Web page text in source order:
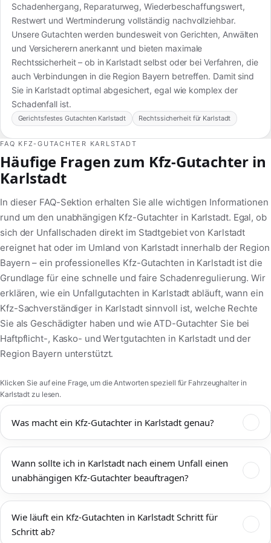
Schadenhergang, Reparaturweg, Wiederbeschaffungswert,
Restwert und Wertminderung vollständig nachvollziehbar.
Unsere Gutachten werden bundesweit von Gerichten, Anwälten
und Versicherern anerkannt und bieten maximale
Rechtssicherheit – ob in Karlstadt selbst oder bei Verfahren, die
auch Verbindungen in die Region Bayern betreffen. Damit sind
Sie in Karlstadt optimal abgesichert, egal wie komplex der
Schadenfall ist.
Gerichtsfestes Gutachten Karlstadt Rechtssicherheit für Karlstadt
FAQ KFZ-GUTACHTER KARLSTADT
Häufige Fragen zum Kfz-Gutachter in
Karlstadt
In dieser FAQ-Sektion erhalten Sie alle wichtigen Informationen
rund um den unabhängigen Kfz-Gutachter in Karlstadt. Egal, ob
sich der Unfallschaden direkt im Stadtgebiet von Karlstadt
ereignet hat oder im Umland von Karlstadt innerhalb der Region
Bayern – ein professionelles Kfz-Gutachten in Karlstadt ist die
Grundlage für eine schnelle und faire Schadenregulierung. Wir
erklären, wie ein Unfallgutachten in Karlstadt abläuft, wann ein
Kfz-Sachverständiger in Karlstadt sinnvoll ist, welche Rechte
Sie als Geschädigter haben und wie ATD-Gutachter Sie bei
Haftpflicht-, Kasko- und Wertgutachten in Karlstadt und der
Region Bayern unterstützt.
Klicken Sie auf eine Frage, um die Antworten speziell für Fahrzeughalter in
Karlstadt zu lesen.
Was macht ein Kfz-Gutachter in Karlstadt genau?
bewertet den technischen und wirtschaftlichen Zustand Ihres
Fahrzeugs und ermittelt Reparaturkosten,
Wiederbeschaffungswert, Restwert und mögliche
Versicherungen, Werkstätten, Rechtsanwälten und Gerichten
Wann sollte ich in Karlstadt nach einem Unfall einen
unabhängigen Kfz-Gutachter beauftragen?
immer dann beauftragen, wenn mehr als ein offensichtlicher
Bagatellschaden vorliegt oder die tatsächliche Schadenshöhe
Wie läuft ein Kfz-Gutachten in Karlstadt Schritt für
Schritt ab?